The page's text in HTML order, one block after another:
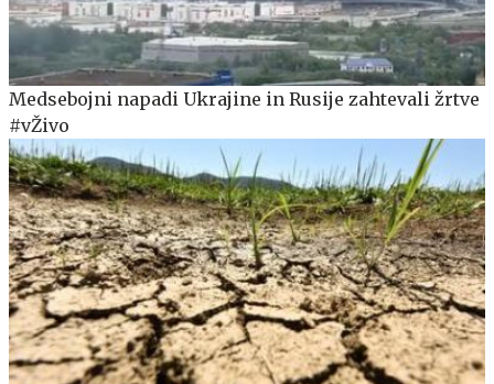
Medsebojni napadi Ukrajine in Rusije zahtevali žrtve
#vŽivo